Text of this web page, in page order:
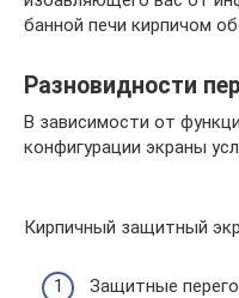
банной печи кирпичом
Разновидности
В зависимости от
конфигурации экраны
Кирпичный защитный
Защитные